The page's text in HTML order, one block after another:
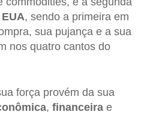
EUA, sendo a primeira em
sua pujança e a sua
nos quatro cantos do
força provém da sua
, financeira e